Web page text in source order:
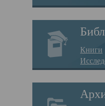
Книги